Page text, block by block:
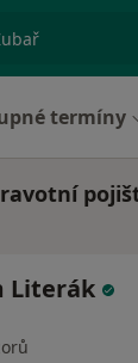
termíny
Literák